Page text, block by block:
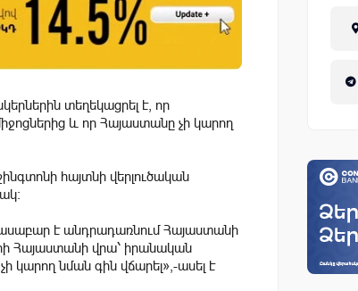
տեղեկացրել է, որ
և որ Հայաստանը չի կարող
հայտնի վերլուծական
է անդրադառնում Հայաստանի
Հայաստանի վրա՝ իրանական
կարող նման գին վճարել»,-ասել է